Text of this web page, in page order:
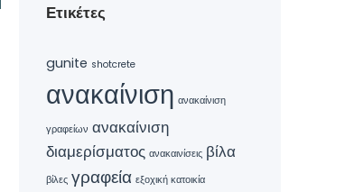
Ετικέτες
gunite shotcrete
ανακαίνιση ανακαίνιση
γραφείων ανακαίνιση
διαμερίσματος ανακαινίσεις βίλα
βίλες γραφεία εξοχική κατοικία